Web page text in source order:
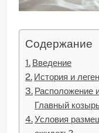
Содержание
Введение
История и
Расположение
Главный
Условия